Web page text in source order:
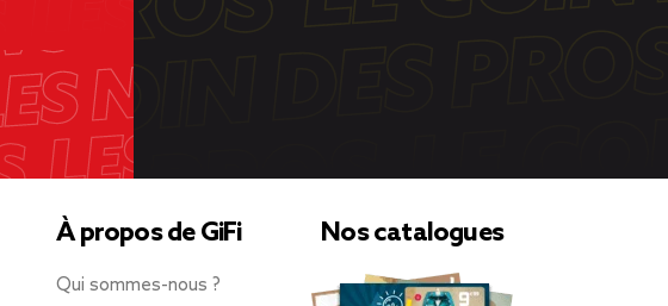
À propos de GiFi
Qui sommes-nous ?
Nos catalogues